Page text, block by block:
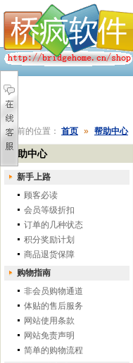
您当前的位置： 首页 » 帮助中心
帮助中心
新手上路
顾客必读
会员等级折扣
订单的几种状态
积分奖励计划
商品退货保障
购物指南
非会员购物通道
体贴的售后服务
网站使用条款
网站免责声明
简单的购物流程